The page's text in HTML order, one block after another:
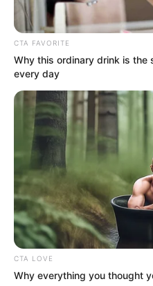
Why everything you
about water might